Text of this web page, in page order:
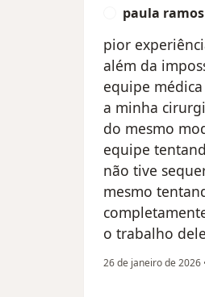
paula ramos
pior
além da
equipe
a minha
do mesmo
equipe
não tive
mesmo
o trabalho
26 de janeiro de 2026